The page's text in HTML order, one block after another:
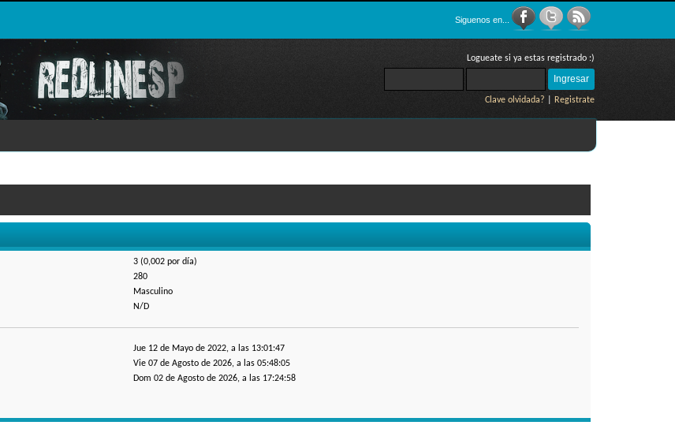
Siguenos en...
Logueate si ya estas registrado :)
Clave olvidada? Registrate
3 (0,002 por día)
280
Masculino
N/D
Jue 12 de Mayo de 2022, a las 13:01:47
Vie 07 de Agosto de 2026, a las 05:48:05
Dom 02 de Agosto de 2026, a las 17:24:58